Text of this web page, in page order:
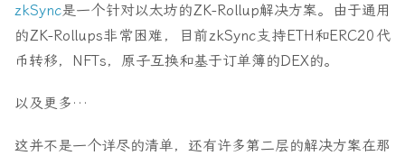
zkSync是一个针对以太坊的ZK-Rollup解决方案。由于通用
的ZK-Rollups非常困难，目前zkSync支持ETH和ERC20代
币转移，NFTs，原子互换和基于订单簿的DEX的。
以及更多…
这并不是一个详尽的清单，还有许多第二层的解决方案在那